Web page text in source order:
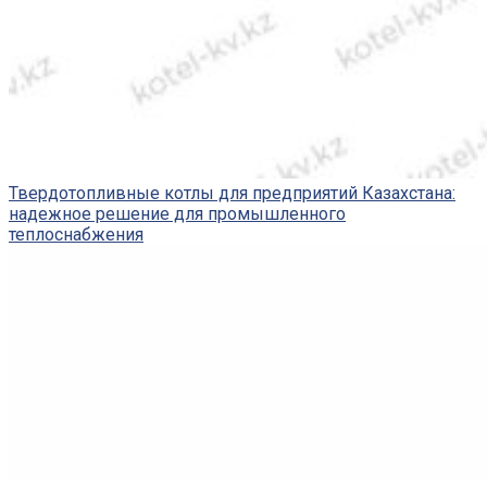
Твердотопливные котлы для предприятий Казахстана:
надежное решение для промышленного
теплоснабжения